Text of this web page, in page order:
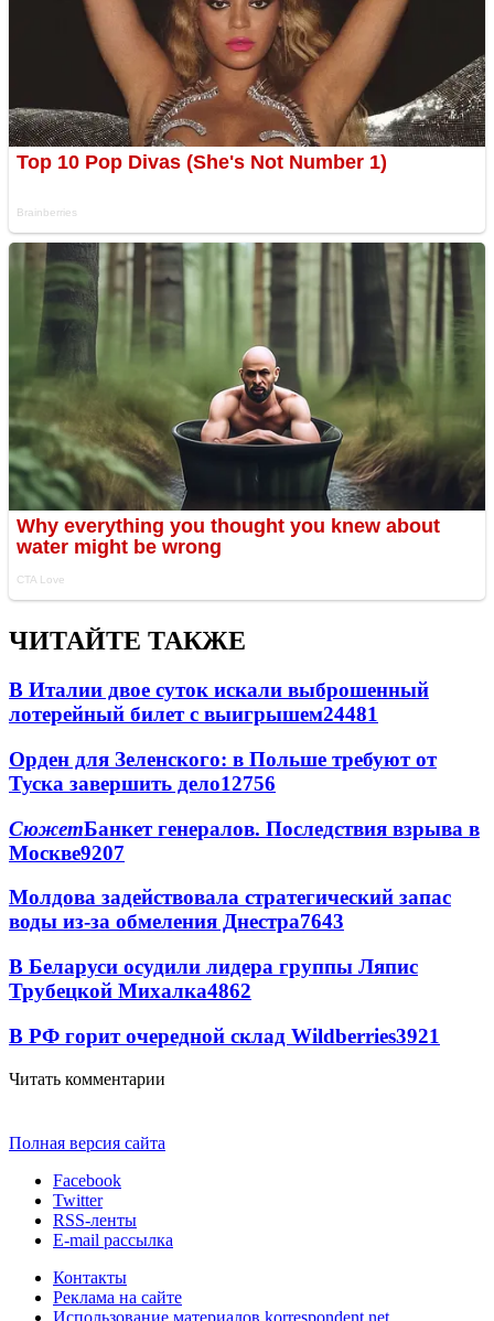
ЧИТАЙТЕ ТАКЖЕ
В Италии двое суток искали выброшенный
лотерейный билет с выигрышем24481
Орден для Зеленского: в Польше требуют от
Туска завершить дело12756
СюжетБанкет генералов. Последствия взрыва в
Москве9207
Молдова задействовала стратегический запас
воды из-за обмеления Днестра7643
В Беларуси осудили лидера группы Ляпис
Трубецкой Михалка4862
В РФ горит очередной склад Wildberries3921
Читать комментарии
Полная версия сайта
Facebook
Twitter
RSS-ленты
E-mail рассылка
Контакты
Реклама на сайте
Использование материалов korrespondent.net